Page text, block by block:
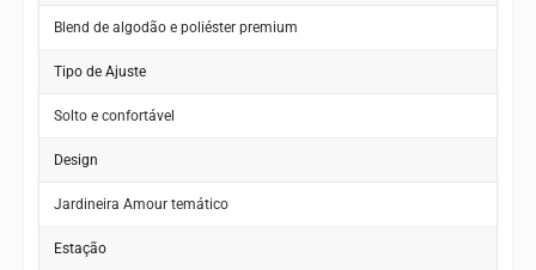
Blend de algodão e poliéster premium
Tipo de Ajuste
Solto e confortável
Design
Jardineira Amour temático
Estação